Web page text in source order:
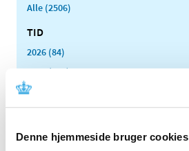
Denne hjemmeside bruger cookies
Alle (2506)
TID
2026 (84)
2025 (158)
2024 (224)
2023 (195)